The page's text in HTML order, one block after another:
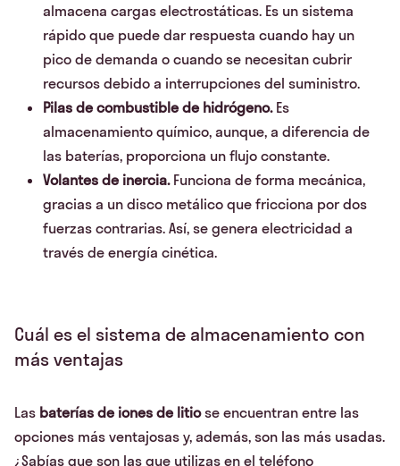
almacena cargas electrostáticas. Es un sistema
rápido que puede dar respuesta cuando hay un
pico de demanda o cuando se necesitan cubrir
recursos debido a interrupciones del suministro.
Pilas de combustible de hidrógeno.Es
almacenamiento químico, aunque, a diferencia de
las baterías, proporciona un flujo constante.
Volantes de inercia.Funciona de forma mecánica,
gracias a un disco metálico que fricciona por dos
fuerzas contrarias. Así, se genera electricidad a
través de energía cinética.
Cuál es el sistema de almacenamiento con
más ventajas
Las baterías de iones de litiose encuentran entre las
opciones más ventajosas y, además, son las más usadas.
¿Sabías que son las que utilizas en el teléfono